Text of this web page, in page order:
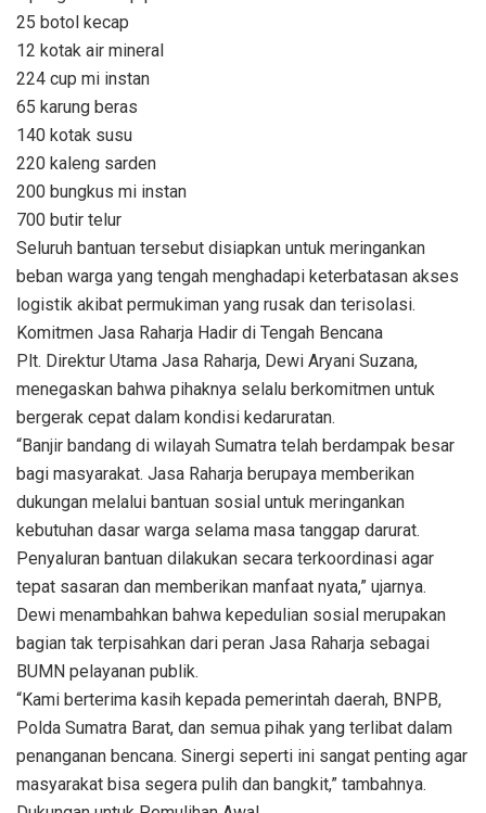
25 botol kecap
12 kotak air mineral
224 cup mi instan
65 karung beras
140 kotak susu
220 kaleng sarden
200 bungkus mi instan
700 butir telur
Seluruh bantuan tersebut disiapkan untuk meringankan
beban warga yang tengah menghadapi keterbatasan akses
logistik akibat permukiman yang rusak dan terisolasi.
Komitmen Jasa Raharja Hadir di Tengah Bencana
Plt. Direktur Utama Jasa Raharja, Dewi Aryani Suzana,
menegaskan bahwa pihaknya selalu berkomitmen untuk
bergerak cepat dalam kondisi kedaruratan.
“Banjir bandang di wilayah Sumatra telah berdampak besar
bagi masyarakat. Jasa Raharja berupaya memberikan
dukungan melalui bantuan sosial untuk meringankan
kebutuhan dasar warga selama masa tanggap darurat.
Penyaluran bantuan dilakukan secara terkoordinasi agar
tepat sasaran dan memberikan manfaat nyata,” ujarnya.
Dewi menambahkan bahwa kepedulian sosial merupakan
bagian tak terpisahkan dari peran Jasa Raharja sebagai
BUMN pelayanan publik.
“Kami berterima kasih kepada pemerintah daerah, BNPB,
Polda Sumatra Barat, dan semua pihak yang terlibat dalam
penanganan bencana. Sinergi seperti ini sangat penting agar
masyarakat bisa segera pulih dan bangkit,” tambahnya.